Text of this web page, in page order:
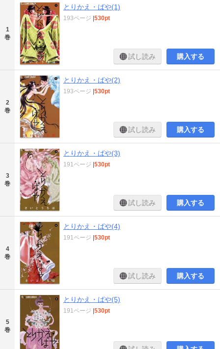
1
巻
とりかえ・ばや(1)
193ページ 530pt
試し読み 購入する
2
巻
とりかえ・ばや(2)
193ページ 530pt
試し読み 購入する
3
巻
とりかえ・ばや(3)
191ページ 530pt
試し読み 購入する
4
巻
とりかえ・ばや(4)
191ページ 530pt
試し読み 購入する
5
巻
とりかえ・ばや(5)
191ページ 530pt